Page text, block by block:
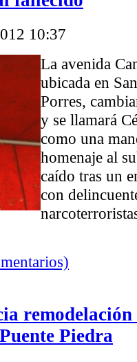
10:37
La avenida
ubicada en
Porres,
y se llamará
como una
homenaje al
caído tras un
con
remodelación
Piedra